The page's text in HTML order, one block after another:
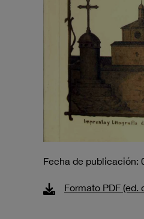
Fecha de publicación:
Formato PDF (ed.